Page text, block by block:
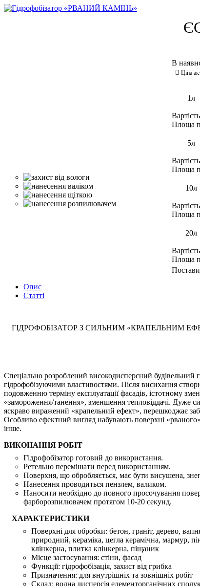
1л
Площа
5л
Площа
10л
Площа
20л
Площа
Опис
Статті
ГІДРОФОБІЗАТОР З СИЛЬНИМ «КРАПЕЛЬНИМ
Спеціально розроблений високодисперсний будівельний
гідрофобізуючими властивостями. Після висихання
подовженню терміну експлуатації фасадів, істотному
«замороження/танення», зменшення тепловіддачі. Дуже
яскраво виражений «крапельний ефект», перешкоджає
Особливо ефектний вигляд набувають поверхні
інше.
ВИКОНАННЯ РОБІТ
Гідрофобізатор готовий до використання.
Ретельно перемішати перед використанням.
Поверхня, що обробляється, має бути висушена,
Нанесення проводиться пензлем, валиком.
Наносити необхідно до повного просочування
фарборозпилювачем протягом 10-20 секунд.
ХАРАКТЕРИСТИКИ
Поверхні для обробки: бетон, граніт, дерево,
природний, кераміка, цегла керамічна, мармур,
клінкерна, плитка клінкерна, піщаник
Місце застосування: стіни, фасад
Функції: гідрофобізація, захист від грибка
Призначення: для внутрішніх та зовнішніх робіт
Склад: водна дисперсія елементорганічних